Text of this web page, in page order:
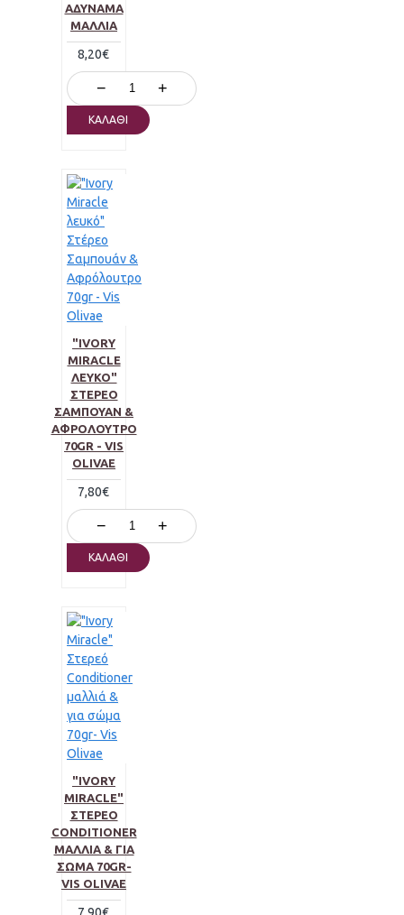
ΑΔΎΝΑΜΑ
ΜΑΛΛΙΆ
8,20€
− +
ΚΑΛΆΘΙ
"IVORY
MIRACLE
ΛΕΥΚΌ"
ΣΤΈΡΕΟ
ΣΑΜΠΟΥΆΝ &
ΑΦΡΌΛΟΥΤΡΟ
70GR - VIS
OLIVAE
7,80€
− +
ΚΑΛΆΘΙ
"IVORY
MIRACLE"
ΣΤΕΡΕΌ
CONDITIONER
ΜΑΛΛΙΆ & ΓΙΑ
ΣΏΜΑ 70GR-
VIS OLIVAE